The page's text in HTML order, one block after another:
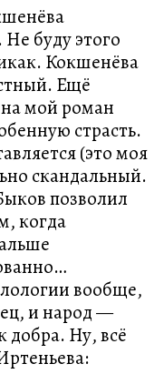
буду этого
Кокшенёва
Ещё
на мой роман
страсть.
(это моя
скандальный.
позволил
когда
вообще,
и народ —
добра. Ну, всё